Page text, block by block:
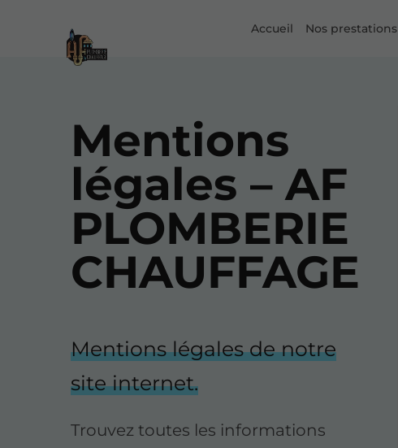
Accueil Nos prestations
Mentions
légales – AF
PLOMBERIE
CHAUFFAGE
Mentions légales de notre
site internet.
Trouvez toutes les informations